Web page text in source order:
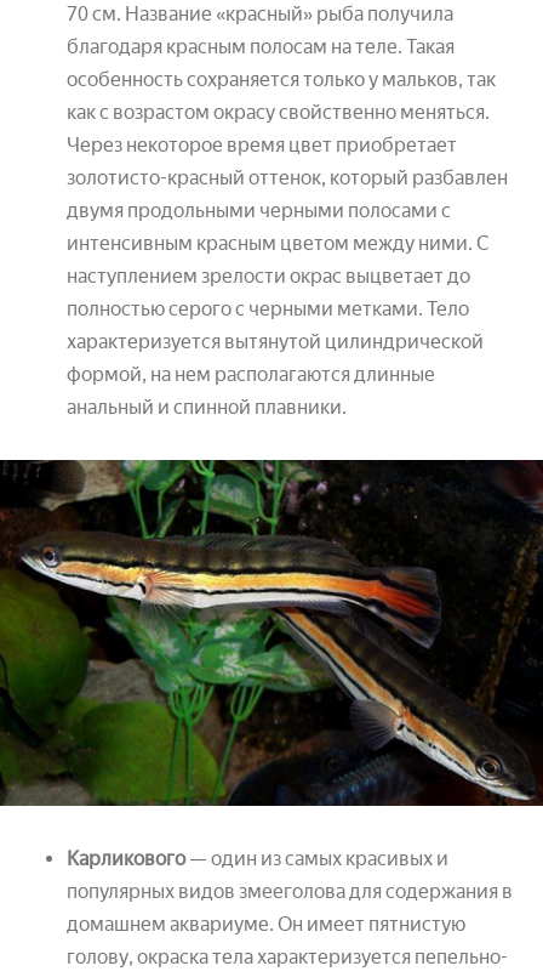
70 см. Название «красный» рыба получила
благодаря красным полосам на теле. Такая
особенность сохраняется только у мальков, так
как с возрастом окрасу свойственно меняться.
Через некоторое время цвет приобретает
золотисто-красный оттенок, который разбавлен
двумя продольными черными полосами с
интенсивным красным цветом между ними. С
наступлением зрелости окрас выцветает до
полностью серого с черными метками. Тело
характеризуется вытянутой цилиндрической
формой, на нем располагаются длинные
анальный и спинной плавники.
Карликового— один из самых красивых и
популярных видов змееголова для содержания в
домашнем аквариуме. Он имеет пятнистую
голову, окраска тела характеризуется пепельно-